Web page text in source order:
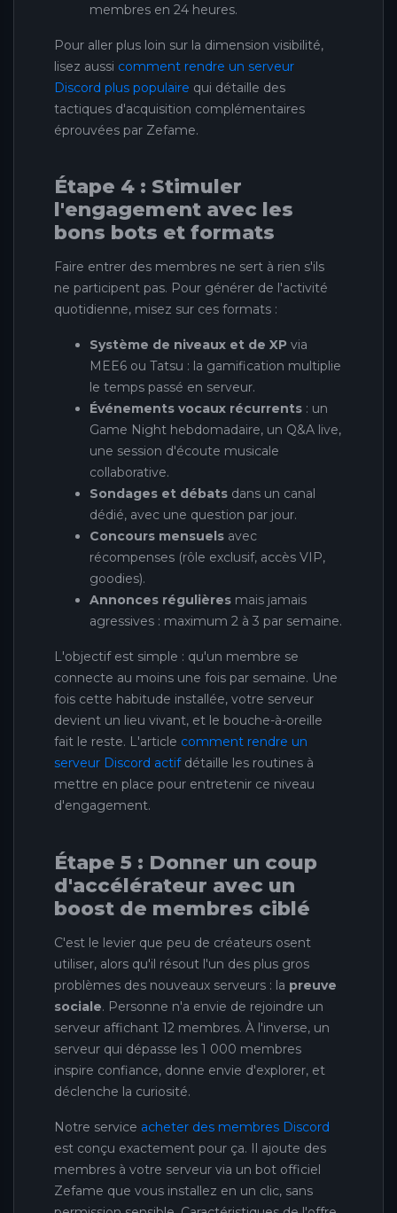
membres en 24 heures.
Pour aller plus loin sur la dimension visibilité,
lisez aussi comment rendre un serveur
Discord plus populaire qui détaille des
tactiques d'acquisition complémentaires
éprouvées par Zefame.
Étape 4 : Stimuler
l'engagement avec les
bons bots et formats
Faire entrer des membres ne sert à rien s'ils
ne participent pas. Pour générer de l'activité
quotidienne, misez sur ces formats :
Système de niveaux et de XP via
MEE6 ou Tatsu : la gamification multiplie
le temps passé en serveur.
Événements vocaux récurrents : un
Game Night hebdomadaire, un Q&A live,
une session d'écoute musicale
collaborative.
Sondages et débats dans un canal
dédié, avec une question par jour.
Concours mensuels avec
récompenses (rôle exclusif, accès VIP,
goodies).
Annonces régulières mais jamais
agressives : maximum 2 à 3 par semaine.
L'objectif est simple : qu'un membre se
connecte au moins une fois par semaine. Une
fois cette habitude installée, votre serveur
devient un lieu vivant, et le bouche-à-oreille
fait le reste. L'article comment rendre un
serveur Discord actifdétaille les routines à
mettre en place pour entretenir ce niveau
d'engagement.
Étape 5 : Donner un coup
d'accélérateur avec un
boost de membres ciblé
C'est le levier que peu de créateurs osent
utiliser, alors qu'il résout l'un des plus gros
problèmes des nouveaux serveurs : la preuve
sociale. Personne n'a envie de rejoindre un
serveur affichant 12 membres. À l'inverse, un
serveur qui dépasse les 1 000 membres
inspire confiance, donne envie d'explorer, et
déclenche la curiosité.
Notre service acheter des membres Discord
est conçu exactement pour ça. Il ajoute des
membres à votre serveur via un bot officiel
Zefame que vous installez en un clic, sans